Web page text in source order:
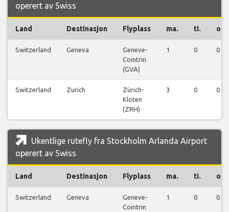
operert av Swiss
Land Destinasjon Flyplass ma. ti. on.
Switzerland Geneva
Geneve-
Cointrin
(GVA)
1 0 0
Switzerland Zurich
Zürich-
Kloten
(ZRH)
3 0 0
Ukentlige rutefly fra Stockholm Arlanda Airport
operert av Swiss
Land Destinasjon Flyplass ma. ti. on.
Switzerland Geneva
Geneve-
Cointrin
1 0 0